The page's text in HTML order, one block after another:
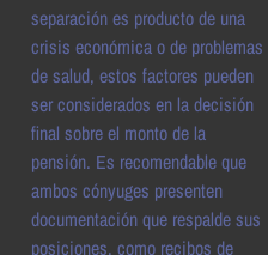
separación es producto de una
crisis económica o de problemas
de salud, estos factores pueden
ser considerados en la decisión
final sobre el monto de la
pensión. Es recomendable que
ambos cónyuges presenten
documentación que respalde sus
posiciones, como recibos de